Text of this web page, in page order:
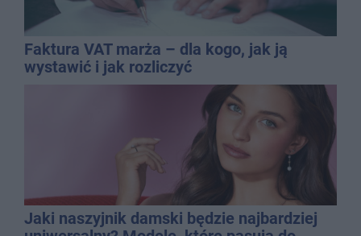
Faktura VAT marża – dla kogo, jak ją
wystawić i jak rozliczyć
Jaki naszyjnik damski będzie najbardziej